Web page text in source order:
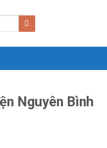
Nguyên Bình